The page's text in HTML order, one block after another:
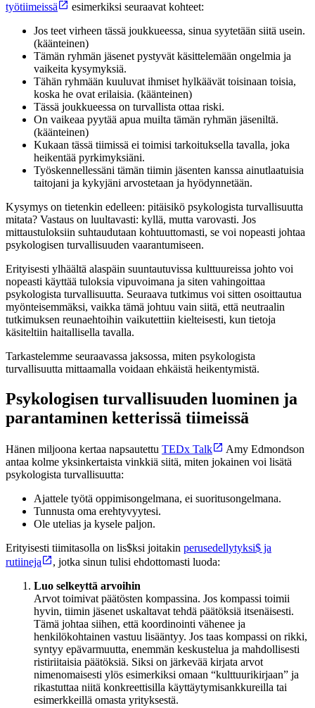
työtiimeissä
esimerkiksi seuraavat kohteet:
Jos teet virheen tässä joukkueessa, sinua syytetään siitä usein.
(käänteinen)
Tämän ryhmän jäsenet pystyvät käsittelemään ongelmia ja
vaikeita kysymyksiä.
Tähän ryhmään kuuluvat ihmiset hylkäävät toisinaan toisia,
koska he ovat erilaisia. (käänteinen)
Tässä joukkueessa on turvallista ottaa riski.
On vaikeaa pyytää apua muilta tämän ryhmän jäseniltä.
(käänteinen)
Kukaan tässä tiimissä ei toimisi tarkoituksella tavalla, joka
heikentää pyrkimyksiäni.
Työskennellessäni tämän tiimin jäsenten kanssa ainutlaatuisia
taitojani ja kykyjäni arvostetaan ja hyödynnetään.
Kysymys on tietenkin edelleen: pitäisikö psykologista turvallisuutta
mitata? Vastaus on luultavasti: kyllä, mutta varovasti. Jos
mittaustuloksiin suhtaudutaan kohtuuttomasti, se voi nopeasti johtaa
psykologisen turvallisuuden vaarantumiseen.
Erityisesti ylhäältä alaspäin suuntautuvissa kulttuureissa johto voi
nopeasti käyttää tuloksia vipuvoimana ja siten vahingoittaa
psykologista turvallisuutta. Seuraava tutkimus voi sitten osoittautua
myönteisemmäksi, vaikka tämä johtuu vain siitä, että neutraalin
tutkimuksen reunaehtoihin vaikutettiin kielteisesti, kun tietoja
käsiteltiin haitallisella tavalla.
Tarkastelemme seuraavassa jaksossa, miten psykologista
turvallisuutta mittaamalla voidaan ehkäistä heikentymistä.
Psykologisen turvallisuuden luominen ja
parantaminen ketterissä tiimeissä
Hänen miljoona kertaa napsautettu TEDx Talk
Amy Edmondson
antaa kolme yksinkertaista vinkkiä siitä, miten jokainen voi lisätä
psykologista turvallisuutta:
Ajattele työtä oppimisongelmana, ei suoritusongelmana.
Tunnusta oma erehtyvyytesi.
Ole utelias ja kysele paljon.
Erityisesti tiimitasolla on lis$ksi joitakin perusedellytyksi$ ja
rutiineja
, jotka sinun tulisi ehdottomasti luoda:
Luo selkeyttä arvoihin
Arvot toimivat päätösten kompassina. Jos kompassi toimii
hyvin, tiimin jäsenet uskaltavat tehdä päätöksiä itsenäisesti.
Tämä johtaa siihen, että koordinointi vähenee ja
henkilökohtainen vastuu lisääntyy. Jos taas kompassi on rikki,
syntyy epävarmuutta, enemmän keskustelua ja mahdollisesti
ristiriitaisia päätöksiä. Siksi on järkevää kirjata arvot
nimenomaisesti ylös esimerkiksi omaan “kulttuurikirjaan” ja
rikastuttaa niitä konkreettisilla käyttäytymisankkureilla tai
esimerkkeillä omasta yrityksestä.